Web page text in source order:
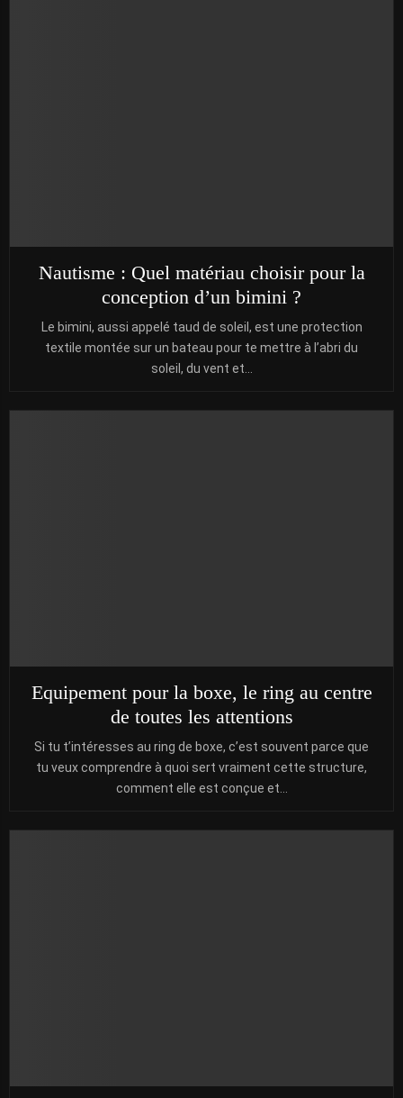
Nautisme : Quel matériau choisir pour la
conception d’un bimini ?
Le bimini, aussi appelé taud de soleil, est une protection
textile montée sur un bateau pour te mettre à l’abri du
soleil, du vent et...
Equipement pour la boxe, le ring au centre
de toutes les attentions
Si tu t’intéresses au ring de boxe, c’est souvent parce que
tu veux comprendre à quoi sert vraiment cette structure,
comment elle est conçue et...